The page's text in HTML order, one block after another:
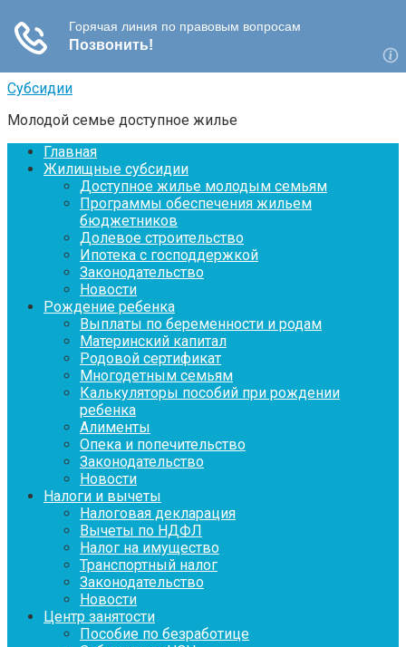
Перейти
контенту
Субсидии
Молодой семье доступное жилье
Главная
Жилищные субсидии
Доступное жилье молодым семьям
Программы обеспечения жильем
бюджетников
Долевое строительство
Ипотека с господдержкой
Законодательство
Новости
Рождение ребенка
Выплаты по беременности и родам
Материнский капитал
Родовой сертификат
Многодетным семьям
Калькуляторы пособий при рождении
ребенка
Алименты
Опека и попечительство
Законодательство
Новости
Налоги и вычеты
Налоговая декларация
Вычеты по НДФЛ
Налог на имущество
Транспортный налог
Законодательство
Новости
Центр занятости
Пособие по безработице